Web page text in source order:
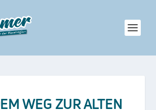
WEG ZUR ALTEN